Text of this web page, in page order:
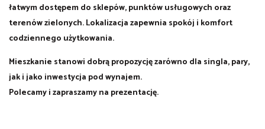
łatwym dostępem do sklepów, punktów usługowych oraz
terenów zielonych. Lokalizacja zapewnia spokój i komfort
codziennego użytkowania.
Mieszkanie stanowi dobrą propozycję zarówno dla singla, pary,
jak i jako inwestycja pod wynajem.
Polecamy i zapraszamy na prezentację.